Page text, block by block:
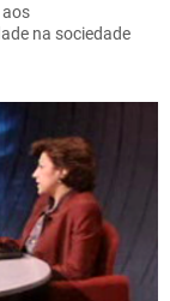
na sociedade